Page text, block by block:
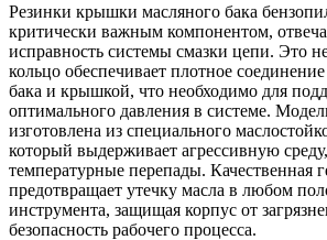
Резинки крышки масляного бака
критически важным компонентом,
исправность системы смазки цепи. Это
кольцо обеспечивает плотное
бака и крышкой, что необходимо для
оптимального давления в системе.
изготовлена из специального
который выдерживает агрессивную
температурные перепады. Качественная
предотвращает утечку масла в любом
инструмента, защищая корпус от
безопасность рабочего процесса.